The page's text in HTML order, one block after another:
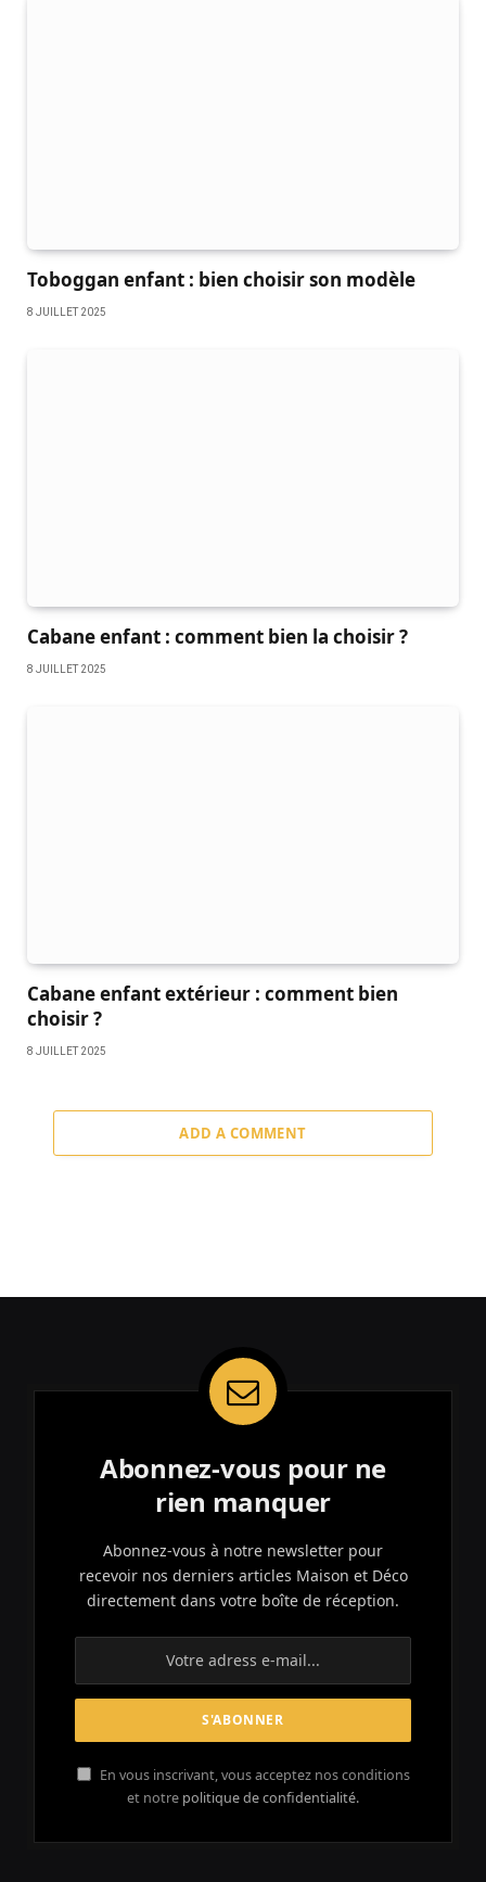
Toboggan enfant : bien choisir son modèle
8 JUILLET 2025
Cabane enfant : comment bien la choisir ?
8 JUILLET 2025
Cabane enfant extérieur : comment bien
choisir ?
8 JUILLET 2025
ADD A COMMENT
Abonnez-vous pour ne
rien manquer
Abonnez-vous à notre newsletter pour
recevoir nos derniers articles Maison et Déco
directement dans votre boîte de réception.
En vous inscrivant, vous acceptez nos conditions
et notre politique de confidentialité.